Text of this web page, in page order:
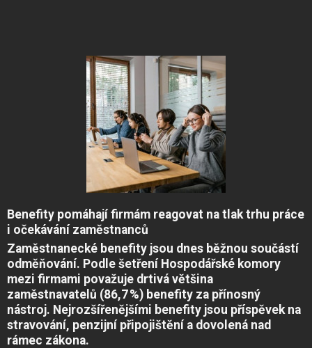
Benefity pomáhají firmám reagovat na tlak trhu práce
i očekávání zaměstnanců
Zaměstnanecké benefity jsou dnes běžnou součástí
odměňování. Podle šetření Hospodářské komory
mezi firmami považuje drtivá většina
zaměstnavatelů (86,7%) benefity za přínosný
nástroj. Nejrozšířenějšími benefity jsou příspěvek na
stravování, penzijní připojištění a dovolená nad
rámec zákona.